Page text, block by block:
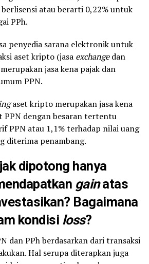
atau berarti 0,22% untuk
PPh.
penyedia sarana elektronik untuk
aset kripto (jasa exchangedan
jasa kena pajak dan
PPN.
aset kripto merupakan jasa kena
PPN dengan besaran tertentu
PPN atau 1,1% terhadap nilai uang
diterima penambang.
dipotong hanya
gainatas
Bagaimana
kondisi loss?
dan PPh berdasarkan dari transaksi
Hal serupa diterapkan juga